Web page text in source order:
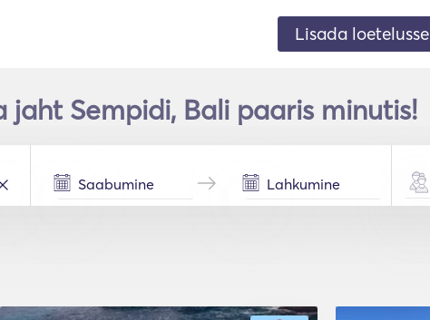
Lisada loetelusse
jaht Sempidi, Bali paaris minutis!